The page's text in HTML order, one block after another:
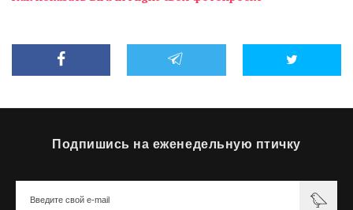
Подпишись на еженедельную птичку